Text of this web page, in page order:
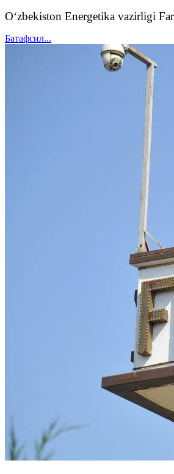
O‘zbekiston Energetika vazirligi
Батафсил...